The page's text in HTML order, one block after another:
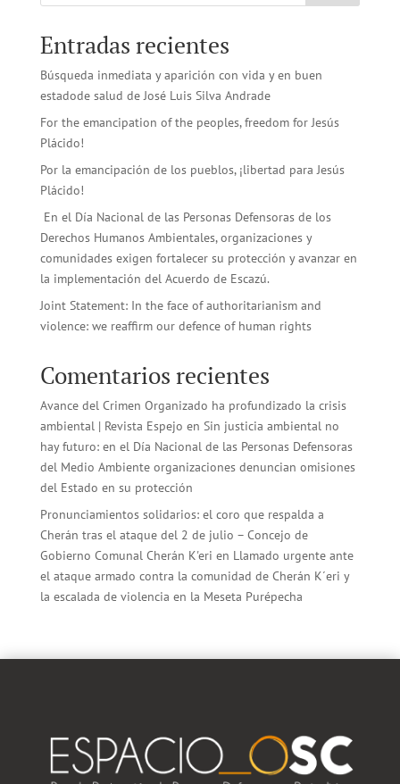
Entradas recientes
Búsqueda inmediata y aparición con vida y en buen
estadode salud de José Luis Silva Andrade
For the emancipation of the peoples, freedom for Jesús
Plácido!
Por la emancipación de los pueblos, ¡libertad para Jesús
Plácido!
En el Día Nacional de las Personas Defensoras de los
Derechos Humanos Ambientales, organizaciones y
comunidades exigen fortalecer su protección y avanzar en
la implementación del Acuerdo de Escazú.
Joint Statement: In the face of authoritarianism and
violence: we reaffirm our defence of human rights
Comentarios recientes
Avance del Crimen Organizado ha profundizado la crisis
ambiental | Revista Espejo en Sin justicia ambiental no
hay futuro: en el Día Nacional de las Personas Defensoras
del Medio Ambiente organizaciones denuncian omisiones
del Estado en su protección
Pronunciamientos solidarios: el coro que respalda a
Cherán tras el ataque del 2 de julio – Concejo de
Gobierno Comunal Cherán K'eri en Llamado urgente ante
el ataque armado contra la comunidad de Cherán K´eri y
la escalada de violencia en la Meseta Purépecha